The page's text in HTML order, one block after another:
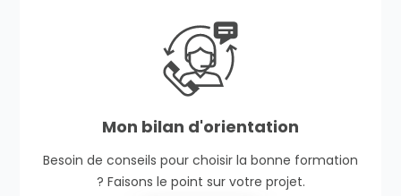
Mon bilan d'orientation
Besoin de conseils pour choisir la bonne formation
? Faisons le point sur votre projet.